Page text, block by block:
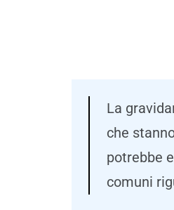
La
che
potrebbe
comuni